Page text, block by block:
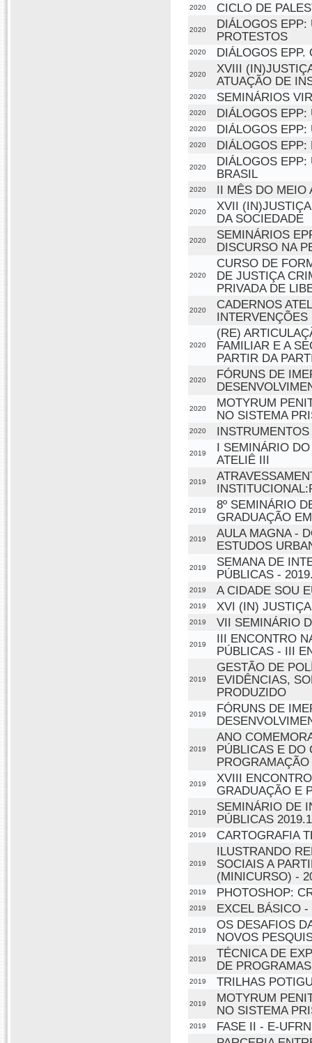
2020 CICLO DE
2020
DIÁLOGOS EPP:
PROTESTOS
2020 DIÁLOGOS EPP.
2020
XVIII
ATUAÇÃO DE
2020 SEMINÁRIOS
2020 DIÁLOGOS EPP:
2020 DIÁLOGOS EPP:
2020 DIÁLOGOS EPP:
2020
DIÁLOGOS EPP:
BRASIL
2020 II MÊS DO MEIO
2020
XVII
DA SOCIEDADE
2020
SEMINÁRIOS
DISCURSO NA
2020
CURSO DE
DE JUSTIÇA
PRIVADA DE
2020
CADERNOS
2020
(RE)
FAMILIAR E A
PARTIR DA
2020
FÓRUNS DE
2020
MOTYRUM
NO SISTEMA
2020
2019
I SEMINÁRIO
ATELIÊ III
2019
2019
8º SEMINÁRIO
GRADUAÇÃO
2019
AULA MAGNA -
ESTUDOS
2019
SEMANA DE
PÚBLICAS -
2019 A CIDADE SOU
2019 XVI (IN)
2019 VII SEMINÁRIO
2019
III ENCONTRO
PÚBLICAS - III
2019
GESTÃO DE
EVIDÊNCIAS,
PRODUZIDO
2019
FÓRUNS DE
2019
ANO
PÚBLICAS E DO
2019
XVIII
GRADUAÇÃO E
2019
SEMINÁRIO DE
PÚBLICAS 2019.1
2019 CARTOGRAFIA
2019
ILUSTRANDO
SOCIAIS A
(MINICURSO) -
2019 PHOTOSHOP:
2019 EXCEL BÁSICO
2019
OS DESAFIOS
NOVOS
2019
TÉCNICA DE
DE
2019 TRILHAS
2019
MOTYRUM
NO SISTEMA
2019
FASE II - E-